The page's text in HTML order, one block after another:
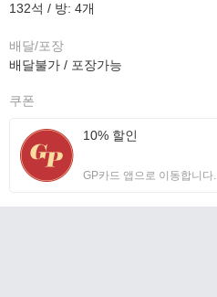
132석 / 방: 4개
배달/포장
배달불가 / 포장가능
쿠폰
10% 할인
GP카드 앱으로 이동합니다.